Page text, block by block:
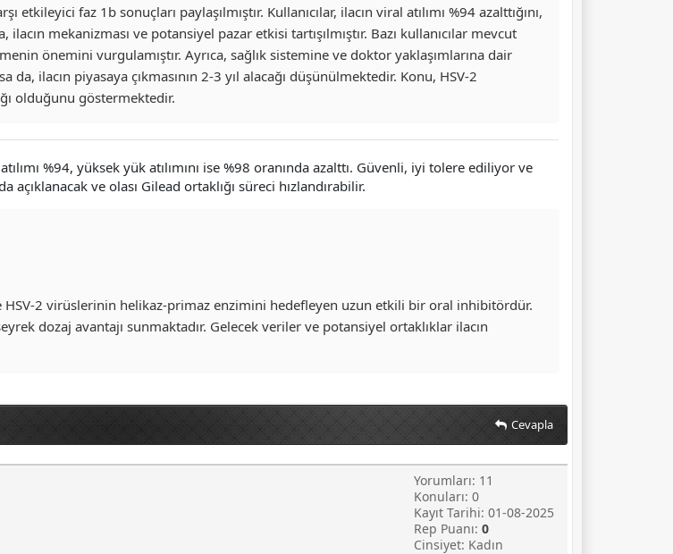
faz 1b sonuçları paylaşılmıştır. Kullanıcılar, ilacın viral atılımı %94 azalttığını,
mekanizması ve potansiyel pazar etkisi tartışılmıştır. Bazı kullanıcılar mevcut
önemini vurgulamıştır. Ayrıca, sağlık sistemine ve doktor yaklaşımlarına dair
ilacın piyasaya çıkmasının 2-3 yıl alacağı düşünülmektedir. Konu, HSV-2
olduğunu göstermektedir.
%94, yüksek yük atılımını ise %98 oranında azalttı. Güvenli, iyi tolere ediliyor ve
ve olası Gilead ortaklığı süreci hızlandırabilir.
HSV-2 virüslerinin helikaz-primaz enzimini hedefleyen uzun etkili bir oral inhibitördür.
dozaj avantajı sunmaktadır. Gelecek veriler ve potansiyel ortaklıklar ilacın
Cevapla
Yorumları: 11
Konuları: 0
Kayıt Tarihi: 01-08-2025
Rep Puanı: 0
Cinsiyet: Kadın